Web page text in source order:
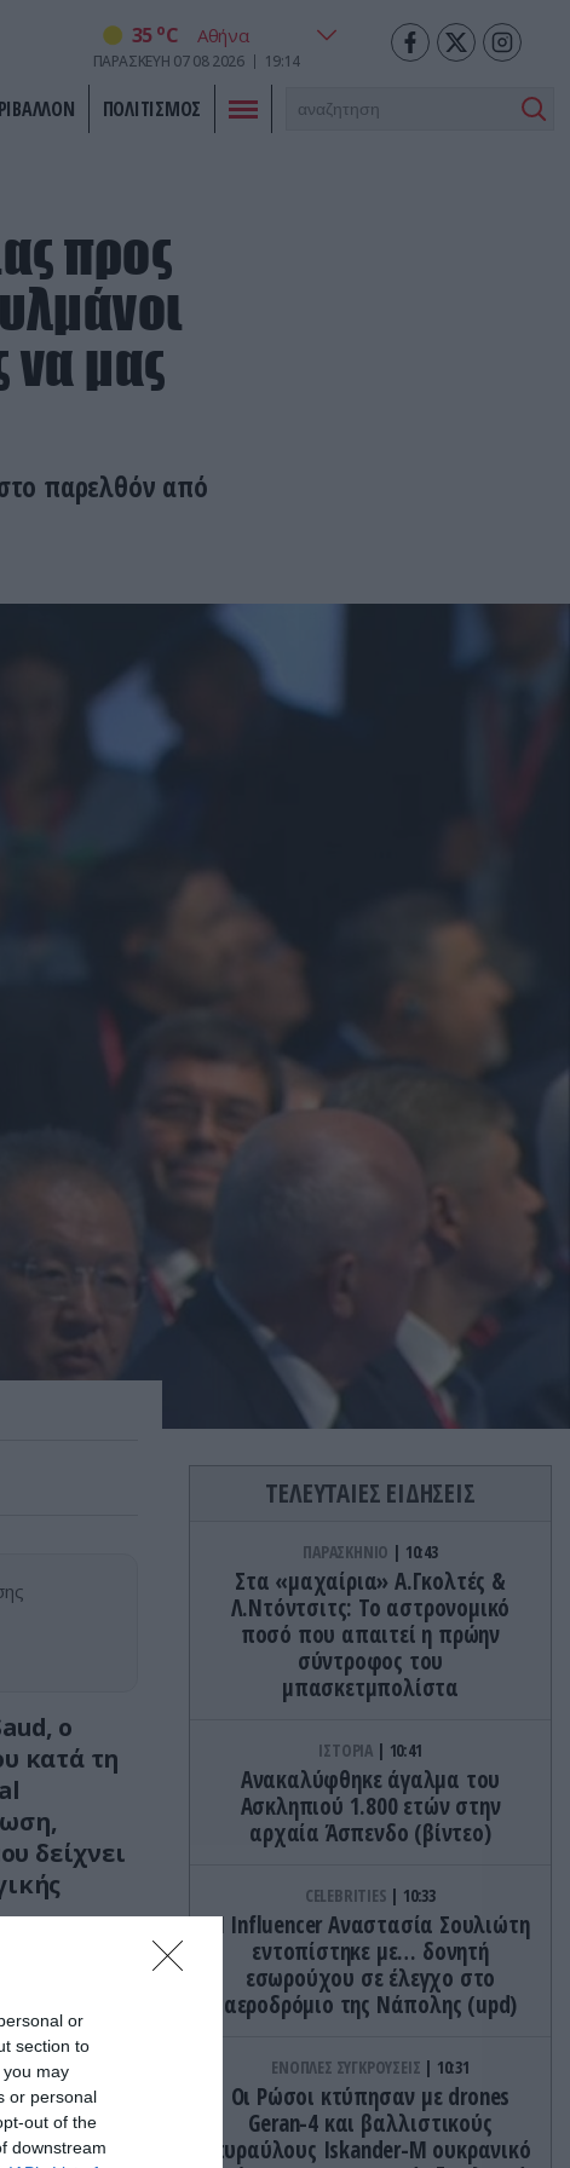
or
section to
may
or personal
out of the
downstream
35 oC
ΠΑΡΑΣΚΕΥΗ 07 08 2026 19:14
ΠΟΛΙΤΙΣΜΟΣ
προς
να μας
παρελθόν από
ο
κατά τη
δείχνει
ΤΕΛΕΥΤΑΙΕΣ ΕΙΔΗΣΕΙΣ
ΠΑΡΑΣΚΗΝΙΟ 10:43
Στα «μαχαίρια» Α.Γκολτές &
Λ.Ντόντσιτς: Το αστρονομικό
ποσό που απαιτεί η πρώην
σύντροφος του
μπασκετμπολίστα
ΙΣΤΟΡΙΑ 10:41
Ανακαλύφθηκε άγαλμα του
Ασκληπιού 1.800 ετών στην
αρχαία Άσπενδο (βίντεο)
CELEBRITIES 10:33
Η Ιnfluencer Αναστασία Σουλιώτη
εντοπίστηκε με… δονητή
εσωρούχου σε έλεγχο στο
αεροδρόμιο της Νάπολης (upd)
ΕΝΟΠΛΕΣ ΣΥΓΚΡΟΥΣΕΙΣ 10:31
Οι Ρώσοι κτύπησαν με drones
Geran-4 και βαλλιστικούς
πυραύλους Iskander-M ουκρανικό